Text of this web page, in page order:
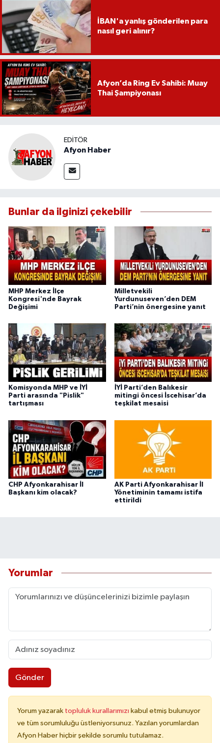
İBAN'a yanlış gönderilen para
nasıl geri alınır?
Afyon’da Ring Ev Sahibi: Muay
Thai Şampiyonası
EDITÖR
Afyon Haber
Bunlar da ilginizi çekebilir
MHP Merkez İlçe
Kongresi'nde Bayrak
Değişimi
Milletvekili
Yurdunuseven’den DEM
Parti’nin önergesine yanıt
Komisyonda MHP ve İYİ
Parti arasında "Pislik"
tartışması
İYİ Parti’den Balıkesir
mitingi öncesi İscehisar’da
teşkilat mesaisi
CHP Afyonkarahisar İl
Başkanı kim olacak?
AK Parti Afyonkarahisar İl
Yönetiminin tamamı istifa
ettirildi
Yorumlar
Gönder
Yorum yazarak topluluk kurallarımızı kabul etmiş bulunuyor
ve tüm sorumluluğu üstleniyorsunuz. Yazılan yorumlardan
Afyon Haber hiçbir şekilde sorumlu tutulamaz.